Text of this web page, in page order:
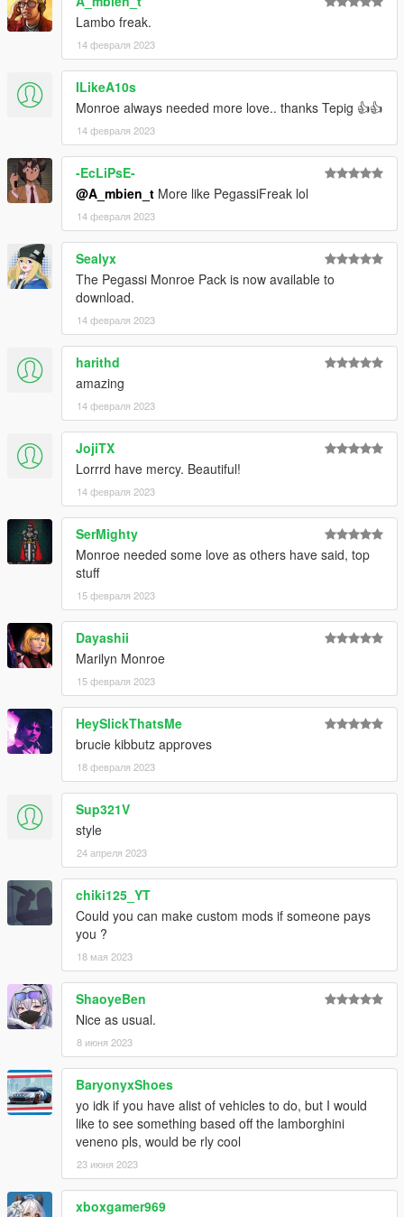
Lambo freak.
14 февраля 2023
ILikeA10s
Monroe always needed more love.. thanks Tepig 👍👍
14 февраля 2023
-EcLiPsE-
@A_mbien_t More like PegassiFreak lol
14 февраля 2023
Sealyx
The Pegassi Monroe Pack is now available to
download.
14 февраля 2023
harithd
amazing
14 февраля 2023
JojiTX
Lorrrd have mercy. Beautiful!
14 февраля 2023
SerMighty
Monroe needed some love as others have said, top
stuff
15 февраля 2023
Dayashii
Marilyn Monroe
15 февраля 2023
HeySlickThatsMe
brucie kibbutz approves
18 февраля 2023
Sup321V
style
24 апреля 2023
chiki125_YT
Could you can make custom mods if someone pays
you ?
18 мая 2023
ShaoyeBen
Nice as usual.
8 июня 2023
BaryonyxShoes
yo idk if you have alist of vehicles to do, but I would
like to see something based off the lamborghini
veneno pls, would be rly cool
23 июня 2023
xboxgamer969